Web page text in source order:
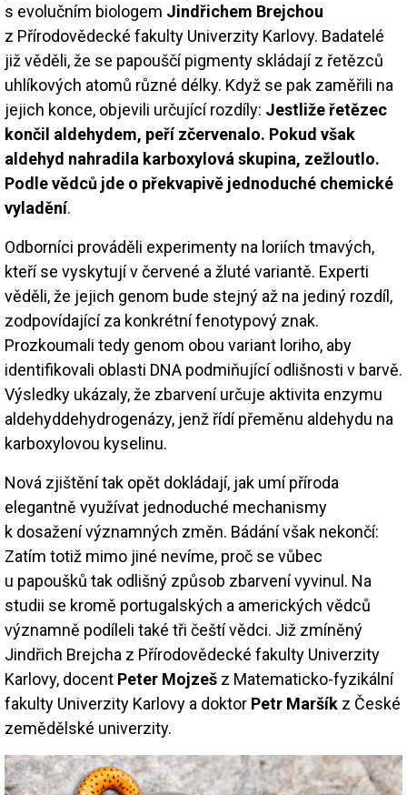
s evolučním biologem Jindřichem Brejchou
z Přírodovědecké fakulty Univerzity Karlovy. Badatelé
již věděli, že se papouščí pigmenty skládají z řetězců
uhlíkových atomů různé délky. Když se pak zaměřili na
jejich konce, objevili určující rozdíly: Jestliže řetězec
končil aldehydem, peří zčervenalo. Pokud však
aldehyd nahradila karboxylová skupina, zežloutlo.
Podle vědců jde o překvapivě jednoduché chemické
vyladění.
Odborníci prováděli experimenty na loriích tmavých,
kteří se vyskytují v červené a žluté variantě. Experti
věděli, že jejich genom bude stejný až na jediný rozdíl,
zodpovídající za konkrétní fenotypový znak.
Prozkoumali tedy genom obou variant loriho, aby
identifikovali oblasti DNA podmiňující odlišnosti v barvě.
Výsledky ukázaly, že zbarvení určuje aktivita enzymu
aldehyddehydrogenázy, jenž řídí přeměnu aldehydu na
karboxylovou kyselinu.
Nová zjištění tak opět dokládají, jak umí příroda
elegantně využívat jednoduché mechanismy
k dosažení významných změn. Bádání však nekončí:
Zatím totiž mimo jiné nevíme, proč se vůbec
u papoušků tak odlišný způsob zbarvení vyvinul. Na
studii se kromě portugalských a amerických vědců
významně podíleli také tři čeští vědci. Již zmíněný
Jindřich Brejcha z Přírodovědecké fakulty Univerzity
Karlovy, docent Peter Mojzeš z Matematicko-fyzikální
fakulty Univerzity Karlovy a doktor Petr Maršík z České
zemědělské univerzity.
Image